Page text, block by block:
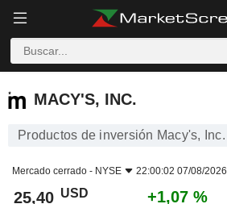
MACY'S, INC.
MACY'S, INC.
Productos de inversión Macy's, Inc.
Mercado cerrado - NYSE 22:00:02 07/08/2026
25,40 USD +1,07 %